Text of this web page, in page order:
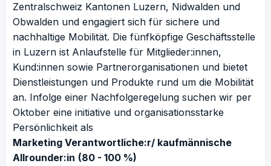
Zentralschweiz Kantonen Luzern, Nidwalden und
Obwalden und engagiert sich für sichere und
nachhaltige Mobilität. Die fünfköpfige Geschäftsstelle
in Luzern ist Anlaufstelle für Mitglieder:innen,
Kund:innen sowie Partnerorganisationen und bietet
Dienstleistungen und Produkte rund um die Mobilität
an. Infolge einer Nachfolgeregelung suchen wir per
Oktober eine initiative und organisationsstarke
Persönlichkeit als
Marketing Verantwortliche:r/ kaufmännische
Allrounder:in (80 - 100 %)